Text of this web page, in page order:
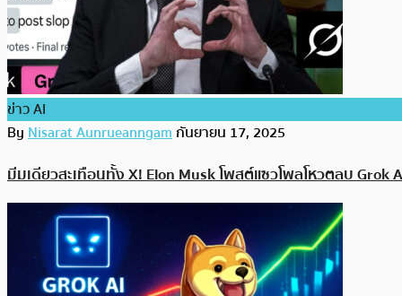
ข่าว AI
ByNisarat Aunrueanngamกันยายน 17, 2025
มีมเดียวสะเทือนทั้ง X! Elon Musk โพสต์แซวโพลโหวตลบ Grok